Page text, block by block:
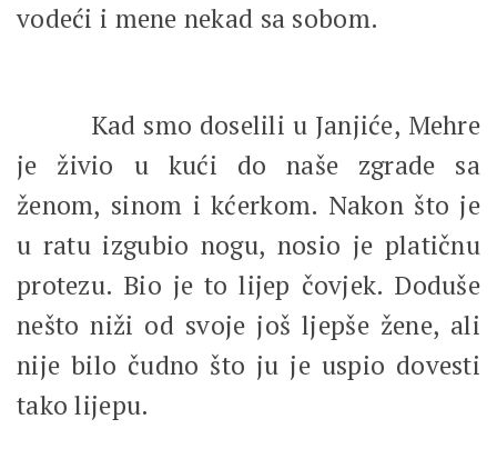
vodeći i mene nekad sa sobom.
Kad smo doselili u Janjiće, Mehre
je živio u kući do naše zgrade sa
ženom, sinom i kćerkom. Nakon što je
u ratu izgubio nogu, nosio je platičnu
protezu. Bio je to lijep čovjek. Doduše
nešto niži od svoje još ljepše žene, ali
nije bilo čudno što ju je uspio dovesti
tako lijepu.